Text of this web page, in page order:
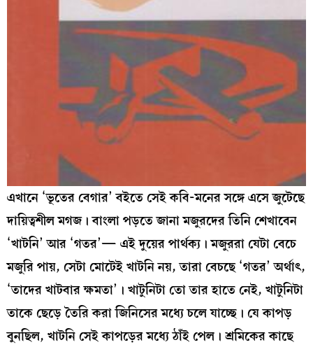
এখানে ‘ভূতের বেগার’ বইতে সেই কবি-মনের সঙ্গে এসে জুটেছে
দায়িত্বশীল মগজ। বাংলা পড়তে জানা মজুরদের তিনি শেখাবেন
‘খাটনি’ আর ‘গতর’— এই দুয়ের পার্থক্য। মজুররা যেটা বেচে
মজুরি পায়, সেটা মোটেই খাটনি নয়, তারা বেচছে ‘গতর’ অর্থাৎ,
‘তাদের খাটবার ক্ষমতা’। খাটুনিটা তো তার হাতে নেই, খাটুনিটা
তাকে ছেড়ে তৈরি করা জিনিসের মধ্যে চলে যাচ্ছে। যে কাপড়
বুনছিল, খাটনি সেই কাপড়ের মধ্যে ঠাঁই পেল। শ্রমিকের কাছে